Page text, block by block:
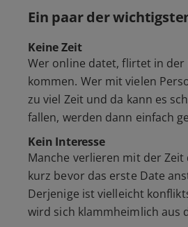
Ein paar der
Keine Zeit
Wer online datet, flirtet in der
kommen. Wer mit vielen
zu viel Zeit und da kann es
fallen, werden dann einfach
Kein Interesse
Manche verlieren mit der
kurz bevor das erste Date
Derjenige ist vielleicht
wird sich klammheimlich aus